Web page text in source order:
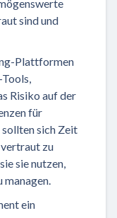
sind und
Plattformen
Risiko auf der
für
sich Zeit
vertraut zu
sie nutzen,
ein